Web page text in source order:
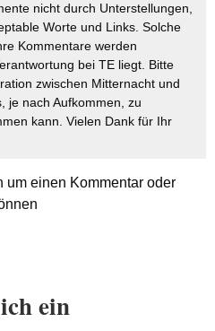
nicht durch Unterstellungen,
Worte und Links. Solche
Kommentare werden
bei TE liegt. Bitte
zwischen Mitternacht und
je nach Aufkommen, zu
kann. Vielen Dank für Ihr
um einen Kommentar oder
ein